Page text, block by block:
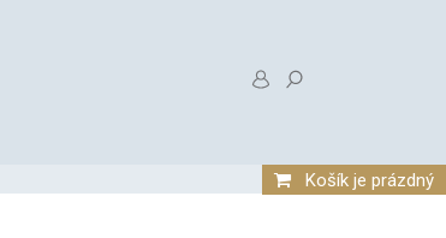
Košík je prázdný